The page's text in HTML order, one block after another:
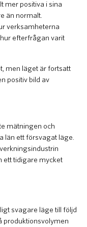
mer positiva i sina
än normalt.
verksamheterna
efterfrågan varit
men läget är fortsatt
positiv bild av
mätningen och
län ett försvagat läge.
ett tidigare mycket
svagare läge till följd
produktionsvolymen